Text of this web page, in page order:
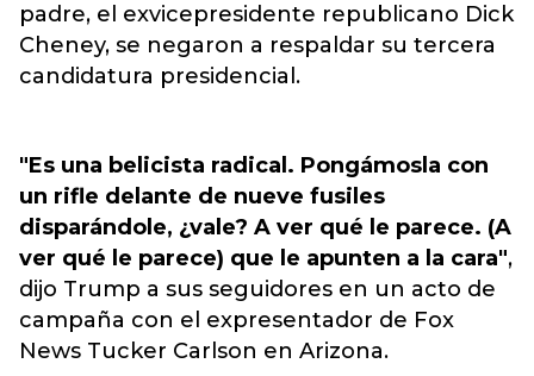
padre, el exvicepresidente republicano Dick
Cheney, se negaron a respaldar su tercera
candidatura presidencial.
"Es una belicista radical. Pongámosla con
un rifle delante de nueve fusiles
disparándole, ¿vale? A ver qué le parece. (A
ver qué le parece) que le apunten a la cara",
dijo Trump a sus seguidores en un acto de
campaña con el expresentador de Fox
News Tucker Carlson en Arizona.